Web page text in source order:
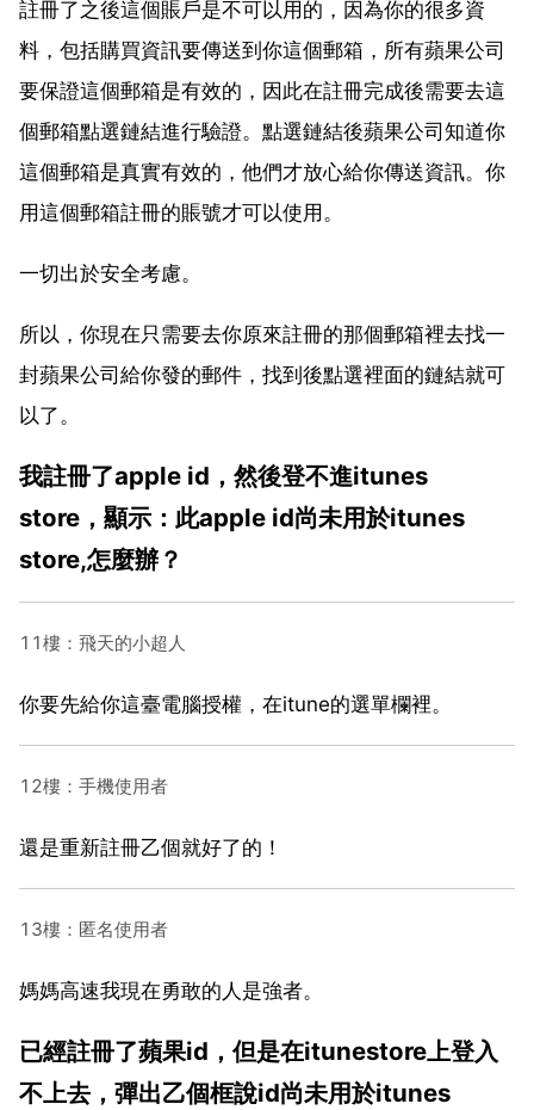
註冊了之後這個賬戶是不可以用的，因為你的很多資
料，包括購買資訊要傳送到你這個郵箱，所有蘋果公司
要保證這個郵箱是有效的，因此在註冊完成後需要去這
個郵箱點選鏈結進行驗證。點選鏈結後蘋果公司知道你
這個郵箱是真實有效的，他們才放心給你傳送資訊。你
用這個郵箱註冊的賬號才可以使用。
一切出於安全考慮。
所以，你現在只需要去你原來註冊的那個郵箱裡去找一
封蘋果公司給你發的郵件，找到後點選裡面的鏈結就可
以了。
我註冊了apple id，然後登不進itunes
store，顯示：此apple id尚未用於itunes
store,怎麼辦？
11樓：飛天的小超人
你要先給你這臺電腦授權，在itune的選單欄裡。
12樓：手機使用者
還是重新註冊乙個就好了的！
13樓：匿名使用者
媽媽高速我現在勇敢的人是強者。
已經註冊了蘋果id，但是在itunestore上登入
不上去，彈出乙個框說id尚未用於itunes